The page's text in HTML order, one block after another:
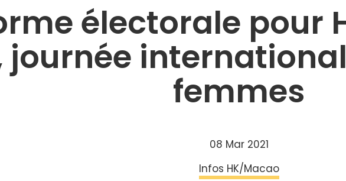
électorale pour
journée
femmes
08 Mar 2021
Infos HK/Macao